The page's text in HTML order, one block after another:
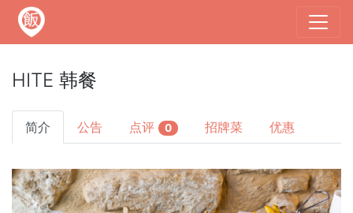
HITE 韩餐
简介 公告 点评 0 招牌菜 优惠